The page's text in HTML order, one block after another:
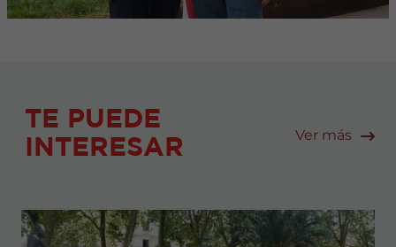
TE PUEDE
INTERESAR
Ver más